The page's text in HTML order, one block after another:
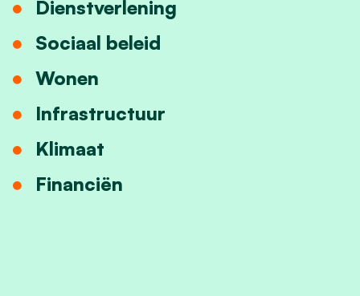
Dienstverlening
Sociaal beleid
Wonen
Infrastructuur
Klimaat
Financiën